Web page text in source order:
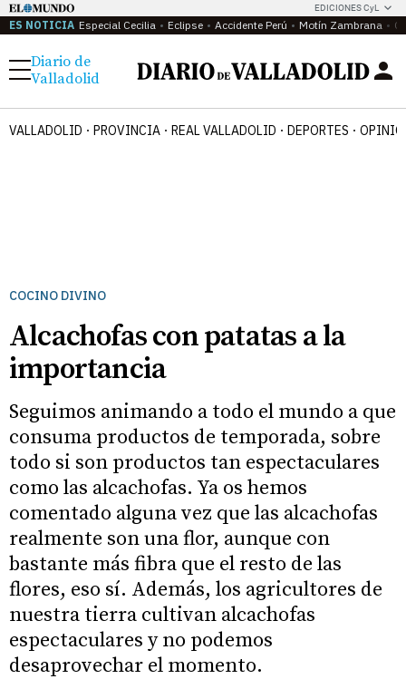
EDICIONES CyL
ES NOTICIA Especial Cecilia Eclipse Accidente Perú Motín Zambrana
Menú
Diario de
Valladolid
VALLADOLID PROVINCIA REAL VALLADOLID DEPORTES
COCINO DIVINO
Alcachofas con patatas a la
importancia
Seguimos animando a todo el mundo a que
consuma productos de temporada, sobre
todo si son productos tan espectaculares
como las alcachofas. Ya os hemos
comentado alguna vez que las alcachofas
realmente son una flor, aunque con
bastante más fibra que el resto de las
flores, eso sí. Además, los agricultores de
nuestra tierra cultivan alcachofas
espectaculares y no podemos
desaprovechar el momento.